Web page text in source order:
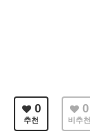
0
추천
0
비추천